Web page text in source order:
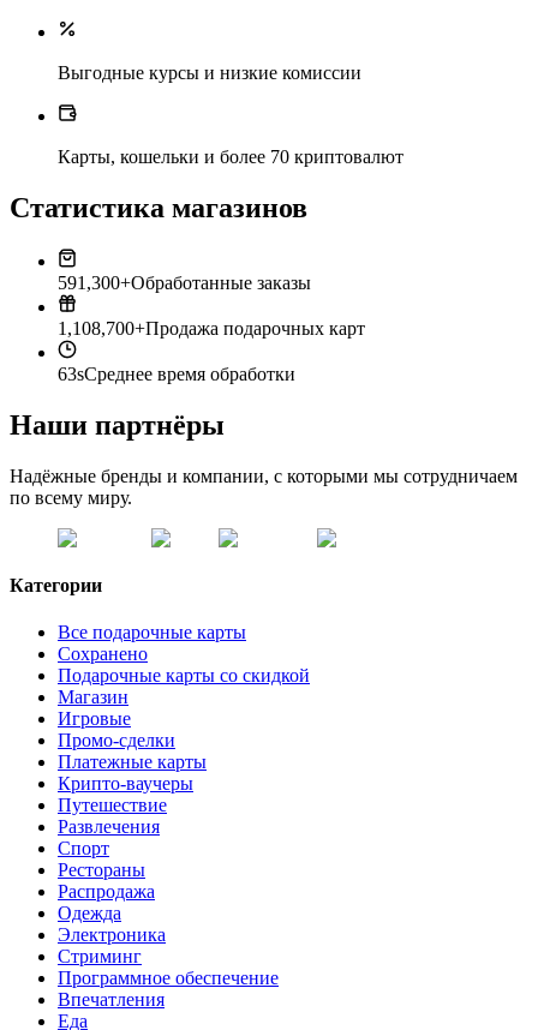
Выгодные курсы и низкие комиссии
Карты, кошельки и более 70 криптовалют
Статистика магазинов
591,300+Обработанные заказы
1,108,700+Продажа подарочных карт
63sСреднее время обработки
Наши партнёры
Надёжные бренды и компании, с которыми мы сотрудничаем
по всему миру.
Категории
Все подарочные карты
Сохранено
Подарочные карты со скидкой
Магазин
Игровые
Промо-сделки
Платежные карты
Крипто-ваучеры
Путешествие
Развлечения
Спорт
Рестораны
Распродажа
Одежда
Электроника
Стриминг
Программное обеспечение
Впечатления
Еда